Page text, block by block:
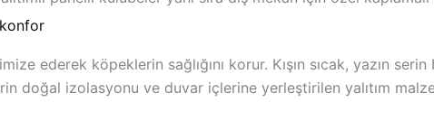
ederek köpeklerin sağlığını korur. Kışın sıcak, yazın
doğal izolasyonu ve duvar içlerine yerleştirilen yalıtım